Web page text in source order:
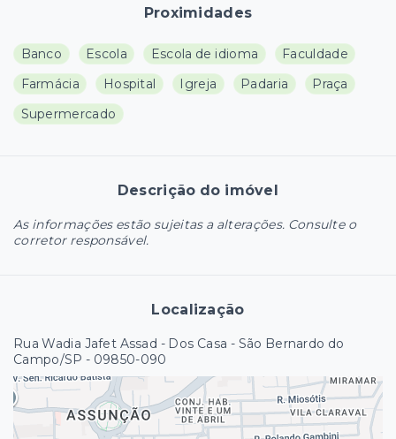
Proximidades
Banco Escola Escola de idioma
Faculdade
Farmácia
Hospital Igreja Padaria
Praça
Supermercado
Descrição do imóvel
As informações estão sujeitas a alterações. Consulte o
corretor responsável.
Localização
Rua Wadia Jafet Assad - Dos Casa - São Bernardo do
Campo/SP - 09850-090